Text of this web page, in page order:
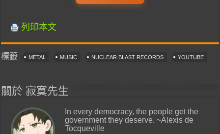
列印本文
標籤 METAL MUSIC NUCLEAR BLAST RECORDS YOUTUBE
關於 寂寞先生
In every democracy, the people get the
government they deserve. ~Alexis de
Tocqueville